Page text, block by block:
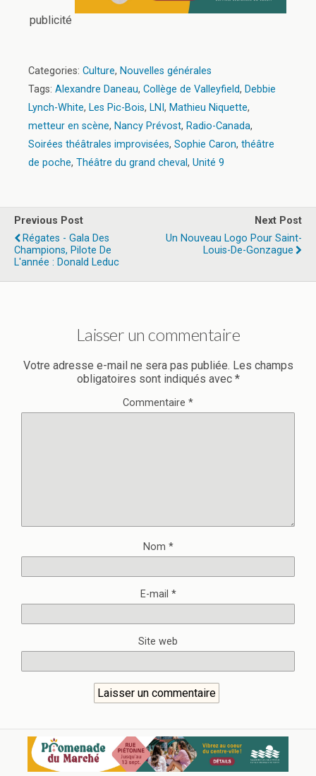
publicité
Categories: Culture, Nouvelles générales
Tags: Alexandre Daneau, Collège de Valleyfield, Debbie
Lynch-White, Les Pic-Bois, LNI, Mathieu Niquette,
metteur en scène, Nancy Prévost, Radio-Canada,
Soirées théâtrales improvisées, Sophie Caron, théâtre
de poche, Théâtre du grand cheval, Unité 9
Previous Post
Régates - Gala Des
Champions, Pilote De
L'année : Donald Leduc
Next Post
Un Nouveau Logo Pour Saint-
Louis-De-Gonzague
Laisser un commentaire
Votre adresse e-mail ne sera pas publiée. Les champs
obligatoires sont indiqués avec *
Commentaire *
Nom *
E-mail *
Site web